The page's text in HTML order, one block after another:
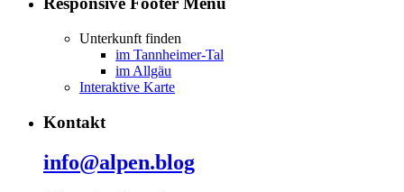
Unterkunft finden
im Tannheimer-Tal
im Allgäu
Interaktive Karte
Kontakt
info@alpen.blog